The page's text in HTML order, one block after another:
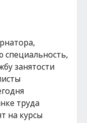
специальность,
занятости
труда
на курсы